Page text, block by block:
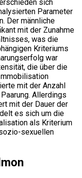
sich
Parameter
Der männliche
mit der Zunahme
was die
Kriteriums
war
die über die
mit der Anzahl
Allerdings
mit der Dauer der
es sich um die
als Kriterium
sexuellen